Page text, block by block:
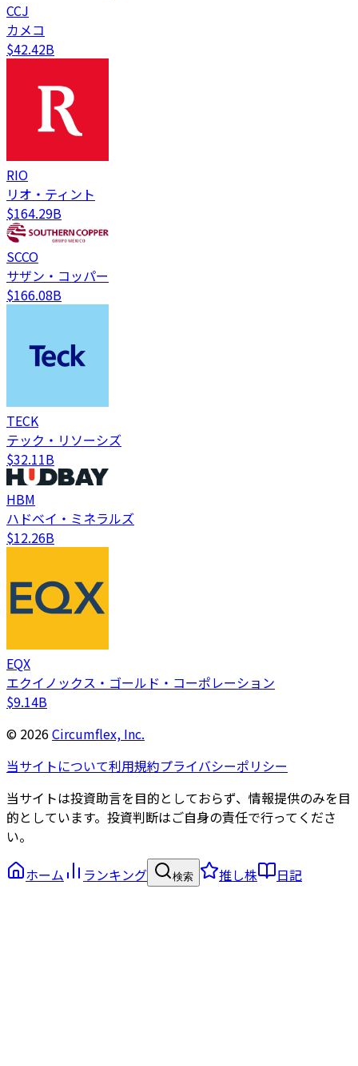
CCJ
カメコ
$42.42B
RIO
リオ・ティント
$164.29B
SCCO
サザン・コッパー
$166.08B
TECK
テック・リソーシズ
$32.11B
HBM
ハドベイ・ミネラルズ
$12.26B
EQX
エクイノックス・ゴールド・コーポレーション
$9.14B
© 2026Circumflex, Inc.
当サイトについて利用規約プライバシーポリシー
当サイトは投資助言を目的としておらず、情報提供のみを目
的としています。投資判断はご自身の責任で行ってくださ
い。
ホーム
ランキング 検索 推し株 日記